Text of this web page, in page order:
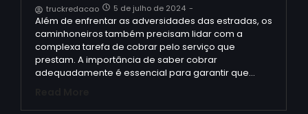
truckredacao 5 de julho de 2024 -
Além de enfrentar as adversidades das estradas, os
caminhoneiros também precisam lidar com a
complexa tarefa de cobrar pelo serviço que
prestam. A importância de saber cobrar
adequadamente é essencial para garantir que…